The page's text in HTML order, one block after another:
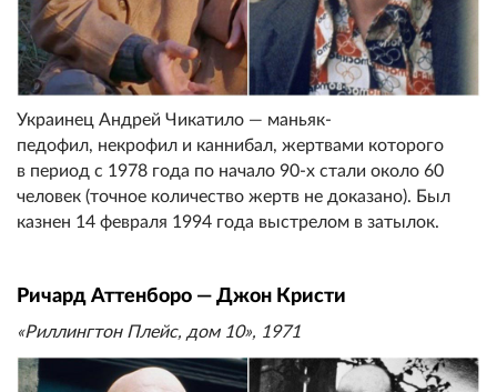
Украинец Андрей Чикатило — маньяк-
педoфил, некрофил и каннибал, жертвами которого
в период с 1978 года по начало 90-х стали около 60
человек (точное количество жертв не доказано). Был
казнен 14 февраля 1994 года выстрелом в затылок.
Ричард Аттенборо — Джон Кристи
«Риллингтон Плейс, дом 10», 1971